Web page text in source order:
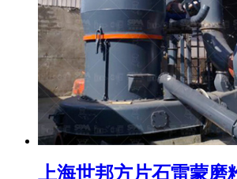
上海世邦方片石雷蒙磨